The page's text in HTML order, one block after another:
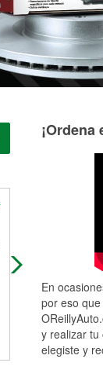
Friendly
lots to choose
made me feel
Read More
En
por eso
y realizar tu
elegiste y